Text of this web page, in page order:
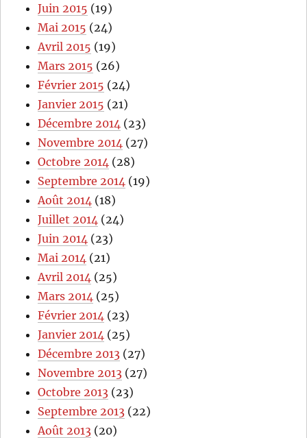
Juin 2015 (19)
Mai 2015 (24)
Avril 2015 (19)
Mars 2015 (26)
Février 2015 (24)
Janvier 2015 (21)
Décembre 2014 (23)
Novembre 2014 (27)
Octobre 2014 (28)
Septembre 2014 (19)
Août 2014 (18)
Juillet 2014 (24)
Juin 2014 (23)
Mai 2014 (21)
Avril 2014 (25)
Mars 2014 (25)
Février 2014 (23)
Janvier 2014 (25)
Décembre 2013 (27)
Novembre 2013 (27)
Octobre 2013 (23)
Septembre 2013 (22)
Août 2013 (20)